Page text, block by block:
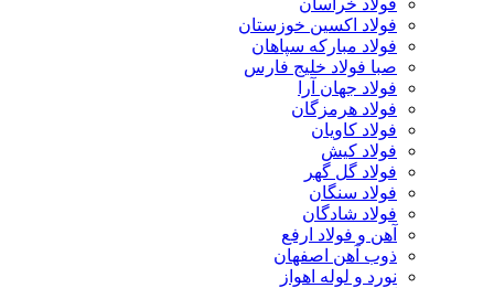
فولاد اکسین خوزستان
فولاد مبارکه سپاهان
صبا فولاد خلیج فارس
فولاد جهان آرا
فولاد هرمزگان
فولاد کاویان
فولاد کیش
فولاد گل گهر
فولاد سنگان
فولاد شادگان
آهن و فولاد ارفع
ذوب آهن اصفهان
نورد و لوله اهواز